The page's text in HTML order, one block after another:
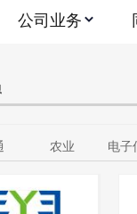
卡的公告
公司业务
农业 电子